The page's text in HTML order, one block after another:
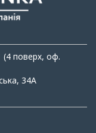
(4 поверх, оф.
34А